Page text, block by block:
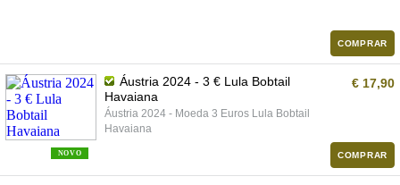
COMPRAR
NOVO
Áustria 2024 - 3 € Lula Bobtail
Havaiana
Áustria 2024 - Moeda 3 Euros Lula Bobtail
Havaiana
€ 17,90
COMPRAR